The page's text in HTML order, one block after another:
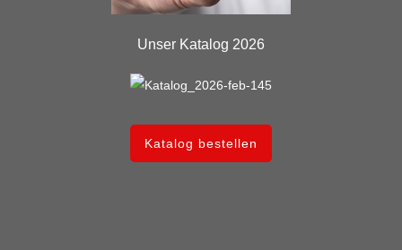
Unser Katalog 2026
Katalog bestellen